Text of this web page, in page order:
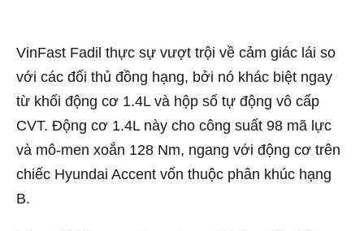
VinFast Fadil thực sự vượt trội về cảm giác lái so
với các đối thủ đồng hạng, bởi nó khác biệt ngay
từ khối động cơ 1.4L và hộp số tự động vô cấp
CVT. Động cơ 1.4L này cho công suất 98 mã lực
và mô-men xoắn 128 Nm, ngang với động cơ trên
chiếc Hyundai Accent vốn thuộc phân khúc hạng
B.